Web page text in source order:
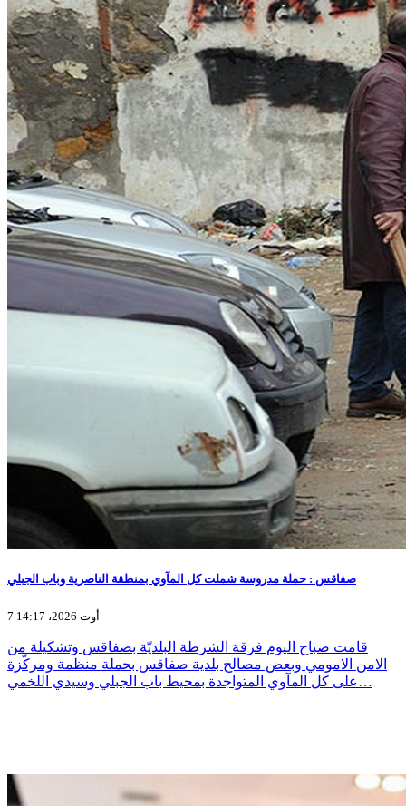
صفاقس : حملة مدروسة شملت كل المآوي بمنطقة الناصرية وباب الجبلي
7 أوت 2026، 14:17
قامت صباح اليوم فرقة الشرطة البلديّة بصفاقس وتشكيلة من
الامن الامومي وبعض مصالح بلدية صفاقس بحملة منظمة ومركّزة
على كل المآوي المتواجدة بمحيط باب الجبلي وسيدي اللخمي…